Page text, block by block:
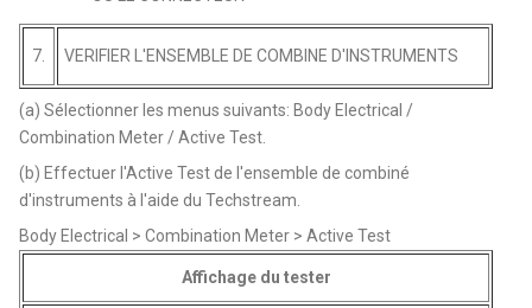
7. VERIFIER L'ENSEMBLE DE COMBINE D'INSTRUMENTS
(a) Sélectionner les menus suivants: Body Electrical /
Combination Meter / Active Test.
(b) Effectuer l'Active Test de l'ensemble de combiné
d'instruments à l'aide du Techstream.
Body Electrical > Combination Meter > Active Test
Affichage du tester